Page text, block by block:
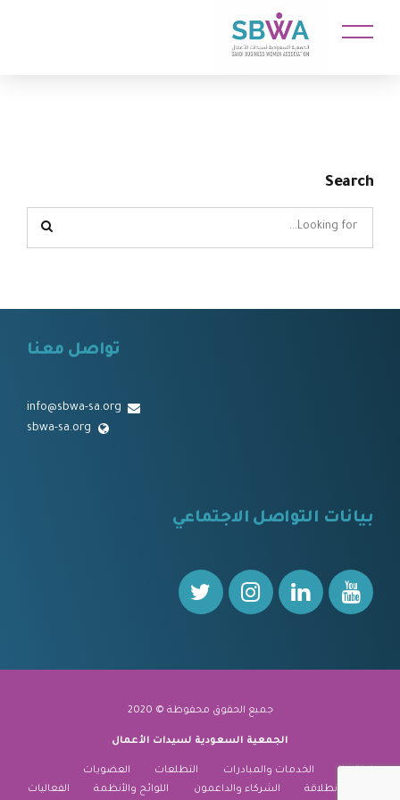
Search
تواصل معنا
info@sbwa-sa.org
sbwa-sa.org
بيانات التواصل الاجتماعي
جميع الحقوق محفوظة © 2020
الجمعية السعودية لسيدات الأعمال
نبذة عنا الخدمات والمبادرات التطلعات
العضويات
منارة الانطلاقة
الشركاء والداعمون اللوائح والأنظمة الفعاليات